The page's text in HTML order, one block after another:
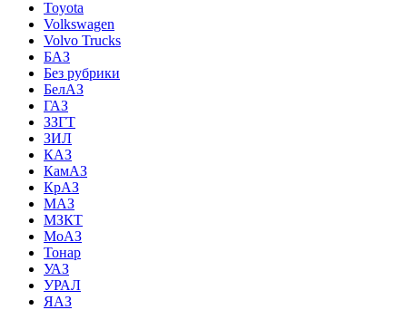
Toyota
Volkswagen
Volvo Trucks
БАЗ
Без рубрики
БелАЗ
ГАЗ
ЗЗГТ
ЗИЛ
КАЗ
КамАЗ
КрАЗ
МАЗ
МЗКТ
МоАЗ
Тонар
УАЗ
УРАЛ
ЯАЗ